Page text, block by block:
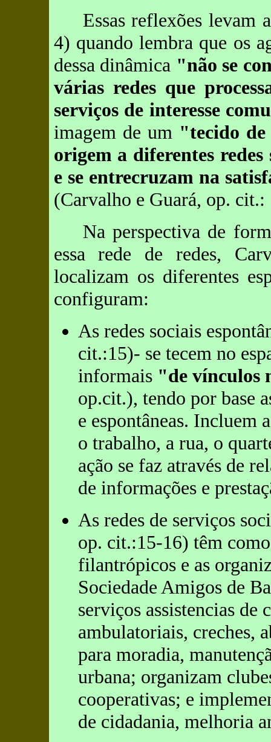
Essas reflexões levam
4) quando lembra que os
dessa dinâmica "não se
várias redes que
serviços de interesse
imagem de um "tecido de
origem a diferentes
e se entrecruzam na
(Carvalho e Guará, op. cit.:
Na perspectiva de
essa rede de redes,
localizam os diferentes
configuram:
As redes sociais
cit.:15)- se tecem no
informais "de vínculos
op.cit.), tendo por base
e espontâneas. Incluem
o trabalho, a rua, o
ação se faz através de
de informações e
As redes de serviços
op. cit.:15-16) têm
filantrópicos e as
Sociedade Amigos de
serviços assistencias de
ambulatoriais, creches,
para moradia,
urbana; organizam
cooperativas; e
de cidadania, melhoria